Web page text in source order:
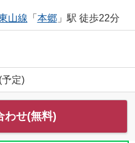
山線 「 本郷」駅 徒歩22分
定)
わせ(無料)